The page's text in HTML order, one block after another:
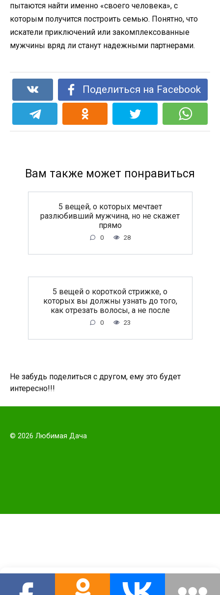
пытаются найти именно «своего человека», с
которым получится построить семью. Понятно, что
искатели приключений или закомплексованные
мужчины вряд ли станут надежными партнерами.
Поделиться на Facebook
Вам также может понравиться
5 вещей, о которых мечтает
разлюбивший мужчина, но не скажет
прямо
0 28
5 вещей о короткой стрижке, о
которых вы должны узнать до того,
как отрезать волосы, а не после
0 23
Не забудь поделиться с другом, ему это будет
интересно!!!
© 2026 Любимая Дача
Этот сайт использует cookie для хранения данных. Продолжая
использовать сайт, Вы даете свое согласие на работу с этими